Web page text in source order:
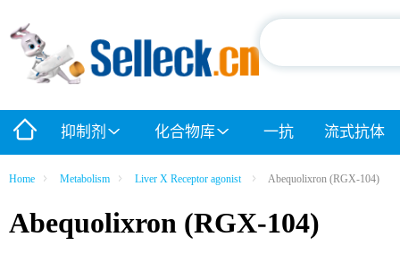
抑制剂 化合物库 一抗 流式抗体
Home Metabolism Liver X Receptor agonist Abequolixron (RGX-104)
Abequolixron (RGX-104)